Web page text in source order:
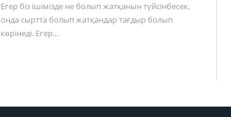
Егер біз ішімізде не болып жатқанын түйсінбесек,
онда сыртта болып жатқандар тағдыр болып
көрінеді. Егер…